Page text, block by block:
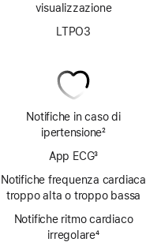
visualizzazione
LTPO3
Notifiche in caso di
ipertensione2
App ECG3
Notifiche frequenza cardiaca
troppo alta o troppo bassa
Notifiche ritmo cardiaco
irregolare4